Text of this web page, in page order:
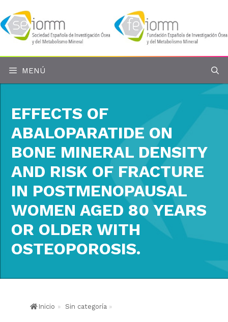
al
contenido
MENÚ
EFFECTS OF
ABALOPARATIDE ON
BONE MINERAL DENSITY
AND RISK OF FRACTURE
IN POSTMENOPAUSAL
WOMEN AGED 80 YEARS
OR OLDER WITH
OSTEOPOROSIS.
Inicio » Sin categoría »